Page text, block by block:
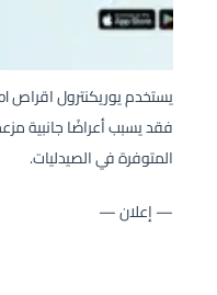
فقد يسبب أعراضًا جانبية
المتوفرة في الصيدليات.
— إعلان —